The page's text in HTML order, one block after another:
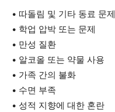
• 따돌림 및 기타 동료 문제
• 학업 압박 또는 문제
• 만성 질환
• 알코올 또는 약물 사용
• 가족 간의 불화
• 수면 부족
• 성적 지향에 대한 혼란